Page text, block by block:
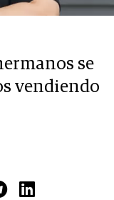
se
vendiendo